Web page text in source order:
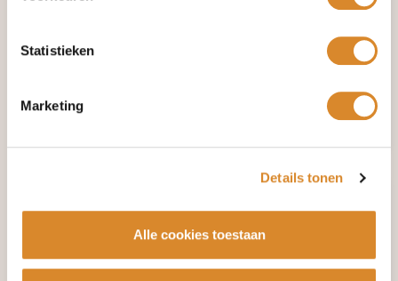
Statistieken
Marketing
Details tonen
Alle cookies toestaan
€ 225,-